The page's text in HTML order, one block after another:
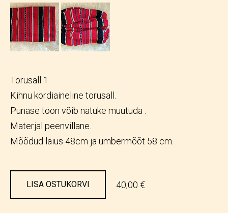
Torusall 1
Kihnu kördiaineline torusall.
Punase toon võib natuke muutuda .
Materjal peenvillane.
Mõõdud laius 48cm ja ümbermõõt 58 cm.
LISA OSTUKORVI 40,00 €